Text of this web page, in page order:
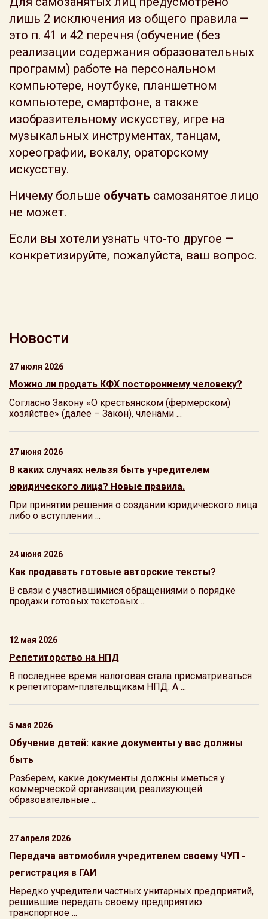
лишь 2 исключения из общего правила —
это п. 41 и 42 перечня (обучение (без
реализации содержания образовательных
программ) работе на персональном
компьютере, ноутбуке, планшетном
компьютере, смартфоне, а также
изобразительному искусству, игре на
музыкальных инструментах, танцам,
хореографии, вокалу, ораторскому
искусству.
Ничему больше обучать самозанятое лицо
не может.
Если вы хотели узнать что-то другое —
конкретизируйте, пожалуйста, ваш вопрос.
Новости
27 июля 2026
Можно ли продать КФХ постороннему человеку?
Согласно Закону «О крестьянском (фермерском)
хозяйстве» (далее – Закон), членами ...
27 июня 2026
В каких случаях нельзя быть учредителем
юридического лица? Новые правила.
При принятии решения о создании юридического лица
либо о вступлении ...
24 июня 2026
Как продавать готовые авторские тексты?
В связи с участившимися обращениями о порядке
продажи готовых текстовых ...
12 мая 2026
Репетиторство на НПД
В последнее время налоговая стала присматриваться
к репетиторам-плательщикам НПД. А ...
5 мая 2026
Обучение детей: какие документы у вас должны
быть
Разберем, какие документы должны иметься у
коммерческой организации, реализующей
образовательные ...
27 апреля 2026
Передача автомобиля учредителем своему ЧУП -
регистрация в ГАИ
Нередко учредители частных унитарных предприятий,
решившие передать своему предприятию
транспортное ...